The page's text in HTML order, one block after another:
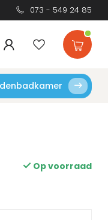
073 - 549 24 85
Op voorraad